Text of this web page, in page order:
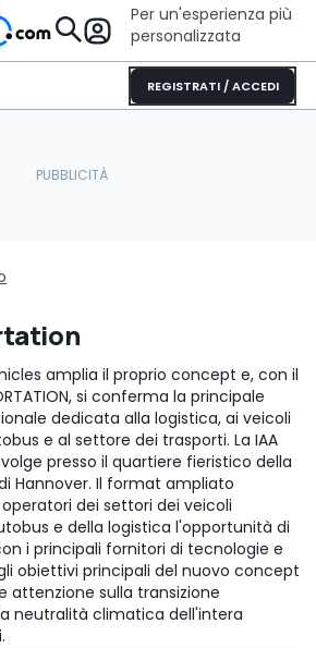
Per un'esperienza più
personalizzata
REGISTRATI / ACCEDI
amplia il proprio concept e, con il
si conferma la principale
dedicata alla logistica, ai veicoli
e al settore dei trasporti. La IAA
svolge presso il quartiere fieristico della
Hannover. Il format ampliato
dei settori dei veicoli
e della logistica l'opportunità di
i principali fornitori di tecnologie e
obiettivi principali del nuovo concept
attenzione sulla transizione
neutralità climatica dell'intera